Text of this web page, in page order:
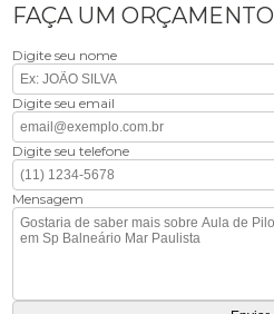
FAÇA UM ORÇAMENTO
Digite seu nome
Digite seu email
Digite seu telefone
Mensagem